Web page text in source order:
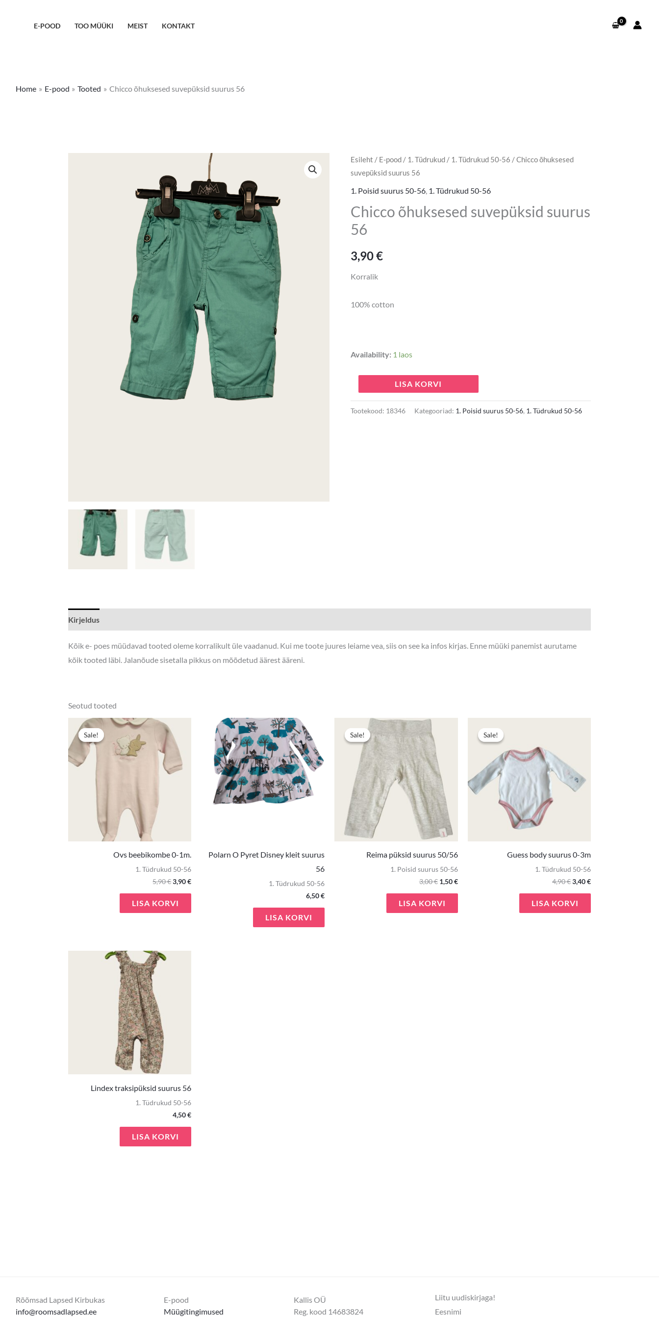
E-POOD TOO MÜÜKI MEIST KONTAKT
Home E-pood Tooted Chicco õhuksesed suvepüksid suurus 56
Esileht / E-pood/ 1. Tüdrukud/ 1. Tüdrukud 50-56 / Chicco õhuksesed
suvepüksid suurus 56
1. Poisid suurus 50-56, 1. Tüdrukud 50-56
Chicco õhuksesed suvepüksid suurus
56
3,90€
Korralik
100% cotton
Availability: 1 laos
Chicco
õhuksesed
suvepüksid
56
kogus
LISA KORVI
Tootekood: 18346 Kategooriad: 1. Poisid suurus 50-56, 1. Tüdrukud 50-56
Kirjeldus
Kõik e- poes müüdavad tooted oleme korralikult üle vaadanud. Kui me toote juures leiame vea, siis on see ka infos kirjas. Enne müüki panemist aurutame
kõik tooted läbi. Jalanõude sisetalla pikkus on mõõdetud äärest ääreni.
Seotud tooted
Sale!
Sale!
Ovs beebikombe 0-1m.
1. Tüdrukud 50-56
5,90€
oli:
5,90 €.
3,90€
Praegune
LISA KORVI
Polarn O Pyret Disney kleit suurus
56
1. Tüdrukud 50-56
6,50€
LISA KORVI
Sale!
Sale!
Reima püksid suurus 50/56
1. Poisid suurus 50-56
3,00€ 1,50€
LISA KORVI
Sale!
Sale!
Guess body suurus 0-3m
1. Tüdrukud 50-56
4,90€3,40€
LISA KORVI
Lindex traksipüksid suurus 56
1. Tüdrukud 50-56
4,50€
LISA KORVI
Rõõmsad Lapsed Kirbukas
info@roomsadlapsed.ee
E-pood
Müügitingimused
Kallis OÜ
Reg. kood 14683824
Liitu uudiskirjaga!
Eesnimi